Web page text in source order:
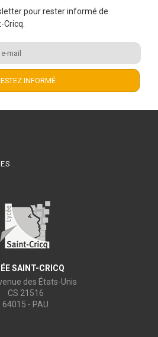
pour rester informé de
SAINT-CRICQ
des États-Unis
CS 21516
64015 - PAU